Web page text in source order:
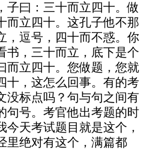
子曰：三十而立四十。做
而立四十。这孔子他不那
，逗号，四十而不惑。你
书，三十而立，底下是个
而立四十。您做题，您就
十，这怎么回事。有的考
没标点吗？句与句之间有
句号。考官他出考题的时
天考试题目就是这个，
里绝对有这个，满篇都